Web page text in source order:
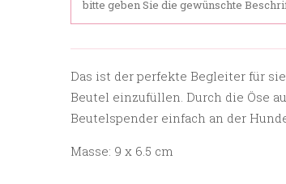
Das ist der perfekte Begleiter für
Beutel einzufüllen. Durch die Öse
Beutelspender einfach an der
Masse: 9 x 6.5 cm